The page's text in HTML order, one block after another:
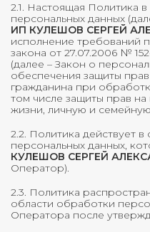
2.1. Настоящая Политика
персональных данных
ИП КУЛЕШОВ СЕРГЕЙ
исполнение требований
закона от 27.07.2006 №
(далее – Закон о
обеспечения защиты
гражданина при
том числе защиты прав
жизни, личную и
2.2. Политика действует
персональных данных,
КУЛЕШОВ СЕРГЕЙ
Оператор).
2.3. Политика
области обработки
Оператора после